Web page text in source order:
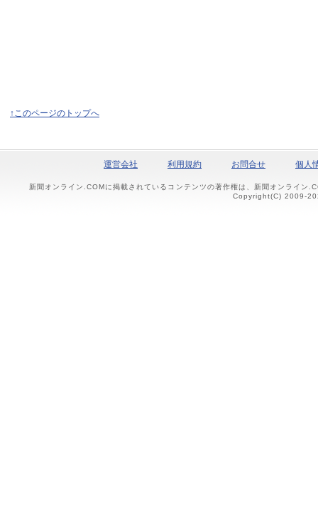
↑このページのトップへ
運営会社 利用規約 お問合せ 個人
新聞オンライン.COMに掲載されているコンテンツの著作権は、新聞オンライン
Copyright(C) 2009-